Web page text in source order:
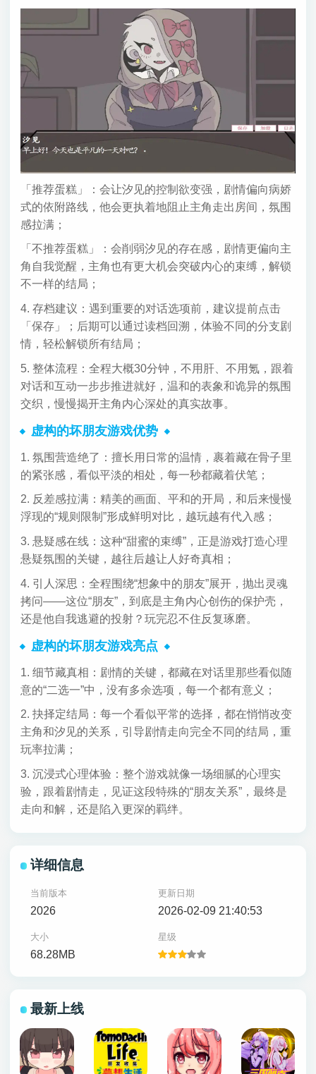
「推荐蛋糕」：会让汐见的控制欲变强，剧情偏向病娇
式的依附路线，他会更执着地阻止主角走出房间，氛围
感拉满；
「不推荐蛋糕」：会削弱汐见的存在感，剧情更偏向主
角自我觉醒，主角也有更大机会突破内心的束缚，解锁
不一样的结局；
4. 存档建议：遇到重要的对话选项前，建议提前点击
「保存」；后期可以通过读档回溯，体验不同的分支剧
情，轻松解锁所有结局；
5. 整体流程：全程大概30分钟，不用肝、不用氪，跟着
对话和互动一步步推进就好，温和的表象和诡异的氛围
交织，慢慢揭开主角内心深处的真实故事。
虚构的坏朋友游戏优势
1. 氛围营造绝了：擅长用日常的温情，裹着藏在骨子里
的紧张感，看似平淡的相处，每一秒都藏着伏笔；
2. 反差感拉满：精美的画面、平和的开局，和后来慢慢
浮现的“规则限制”形成鲜明对比，越玩越有代入感；
3. 悬疑感在线：这种“甜蜜的束缚”，正是游戏打造心理
悬疑氛围的关键，越往后越让人好奇真相；
4. 引人深思：全程围绕“想象中的朋友”展开，抛出灵魂
拷问——这位“朋友”，到底是主角内心创伤的保护壳，
还是他自我逃避的投射？玩完忍不住反复琢磨。
虚构的坏朋友游戏亮点
1. 细节藏真相：剧情的关键，都藏在对话里那些看似随
意的“二选一”中，没有多余选项，每一个都有意义；
2. 抉择定结局：每一个看似平常的选择，都在悄悄改变
主角和汐见的关系，引导剧情走向完全不同的结局，重
玩率拉满；
3. 沉浸式心理体验：整个游戏就像一场细腻的心理实
验，跟着剧情走，见证这段特殊的“朋友关系”，最终是
走向和解，还是陷入更深的羁绊。
详细信息
当前版本
2026
更新日期
2026-02-09 21:40:53
大小
68.28MB
星级
最新上线